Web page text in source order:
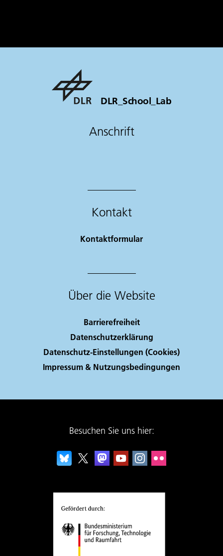
DLR_School_Lab
Anschrift
Kontakt
Kontaktformular
Über die Website
Barrierefreiheit
Datenschutzerklärung
Datenschutz-Einstellungen (Cookies)
Impressum & Nutzungsbedingungen
Besuchen Sie uns hier: